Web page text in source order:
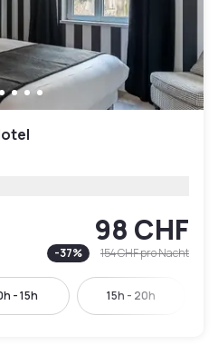
98 CHF
-37% 154 CHFpro Nacht
- 15h 15h - 20h